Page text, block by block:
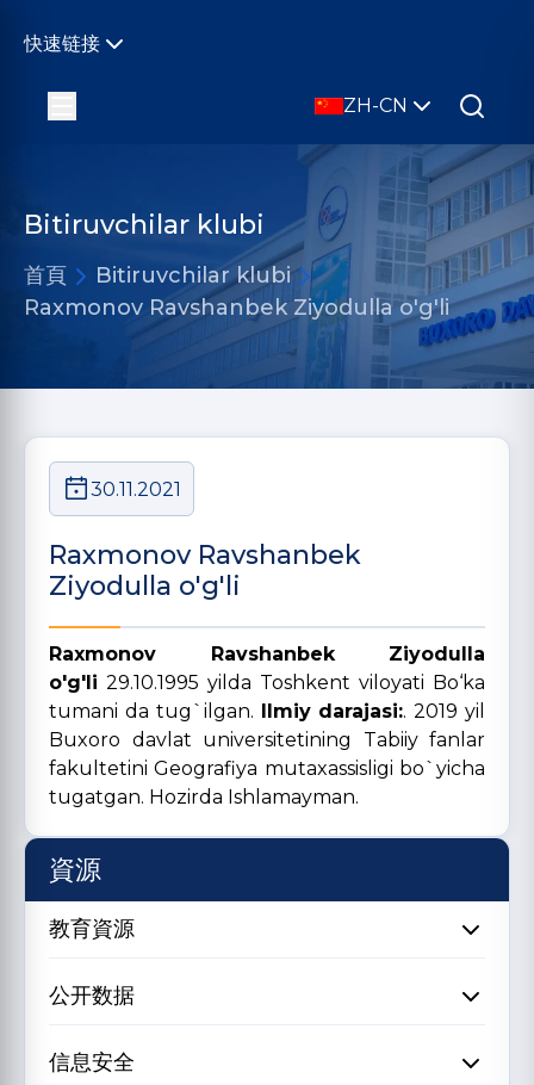
快速链接
ZH-CN
Bitiruvchilar klubi
首頁
Bitiruvchilar klubi
Raxmonov Ravshanbek Ziyodulla o'g'li
30.11.2021
Raxmonov Ravshanbek
Ziyodulla o'g'li
Raxmonov Ravshanbek Ziyodulla
o'g'li 29.10.1995 yilda Toshkent viloyati Bo‘ka
tumani da tug`ilgan. Ilmiy darajasi:. 2019 yil
Buxoro davlat universitetining Tabiiy fanlar
fakultetini Geografiya mutaxassisligi bo`yicha
tugatgan. Hozirda Ishlamayman.
資源
教育資源
公开数据
信息安全